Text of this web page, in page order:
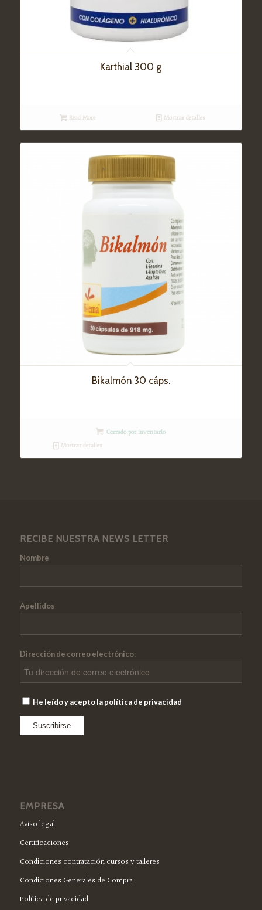
Karthial 300 g
Read More Mostrar detalles
Bikalmón 30 cáps.
Cerrado por inventario
Mostrar detalles
RECIBE NUESTRA NEWS LETTER
Nombre
Apellidos
Dirección de correo electrónico:
He leído y acepto la política de privacidad
EMPRESA
Aviso legal
Certificaciones
Condiciones contratación cursos y talleres
Condiciones Generales de Compra
Política de privacidad